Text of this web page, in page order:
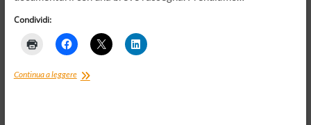
Condividi:
Continua a leggereCorruzione